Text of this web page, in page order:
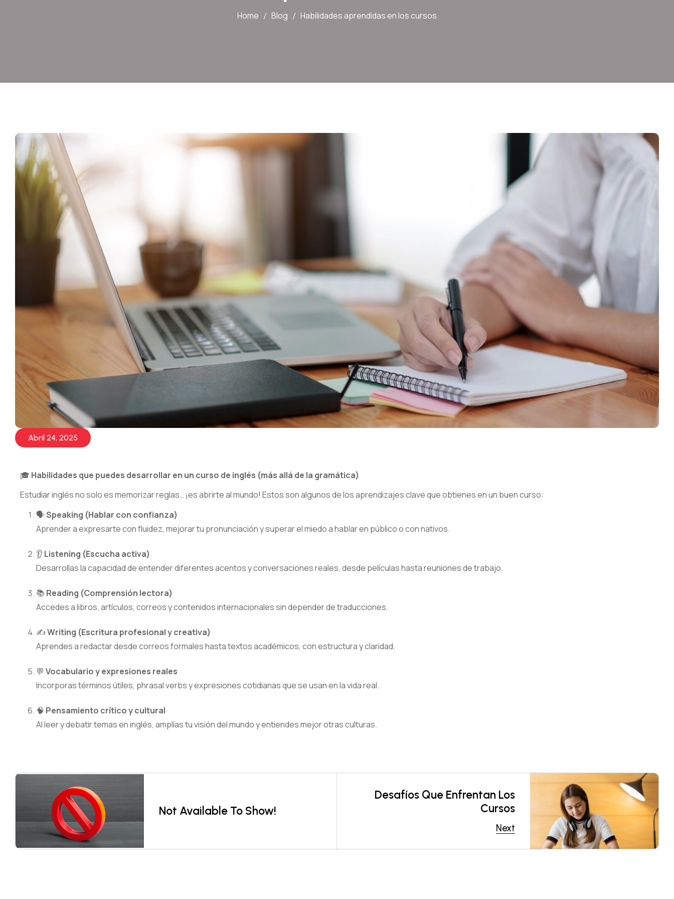
Home Blog Habilidades aprendidas en los cursos
Abril 24, 2025
🎓 Habilidades que puedes desarrollar en un curso de inglés (más allá de la gramática)
Estudiar inglés no solo es memorizar reglas… ¡es abrirte al mundo! Estos son algunos de los aprendizajes clave que obtienes en un buen curso:
🗣️Speaking (Hablar con confianza)
Aprender a expresarte con fluidez, mejorar tu pronunciación y superar el miedo a hablar en público o con nativos.
👂 Listening (Escucha activa)
Desarrollas la capacidad de entender diferentes acentos y conversaciones reales, desde películas hasta reuniones de trabajo.
📚Reading (Comprensión lectora)
Accedes a libros, artículos, correos y contenidos internacionales sin depender de traducciones.
✍️Writing (Escritura profesional y creativa)
Aprendes a redactar desde correos formales hasta textos académicos, con estructura y claridad.
💬 Vocabulario y expresiones reales
Incorporas términos útiles, phrasal verbs y expresiones cotidianas que se usan en la vida real.
🧠 Pensamiento crítico y cultural
Al leer y debatir temas en inglés, amplías tu visión del mundo y entiendes mejor otras culturas.
Not Available To Show!
Next
Desafíos Que Enfrentan Los
Cursos